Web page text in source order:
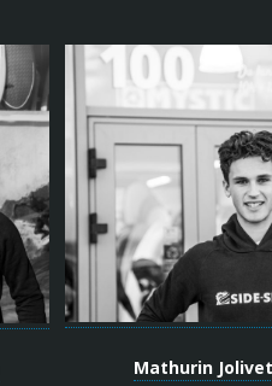
Mathurin Jolivet